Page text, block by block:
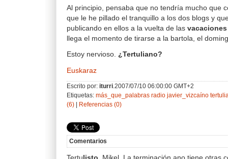
Al principio, pensaba que no tendría mucho que
que le he pillado el tranquillo a los dos blogs y
publicando en ellos a la vuelta de las
llega el momento de tirarse a la bartola, el
Estoy nervioso. ¿Tertuliano?
Euskaraz
Escrito por: iturri .2007/07/10 06:00:00 GMT+2
Etiquetas: más_que_palabras radio javier_vizcaíno
(6)
Referencias (0)
Comentarios